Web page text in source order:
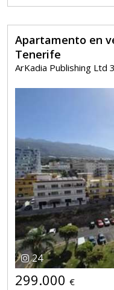
Apartamento en
Tenerife
ArKadia Publishing Ltd 3
24
299.000 €